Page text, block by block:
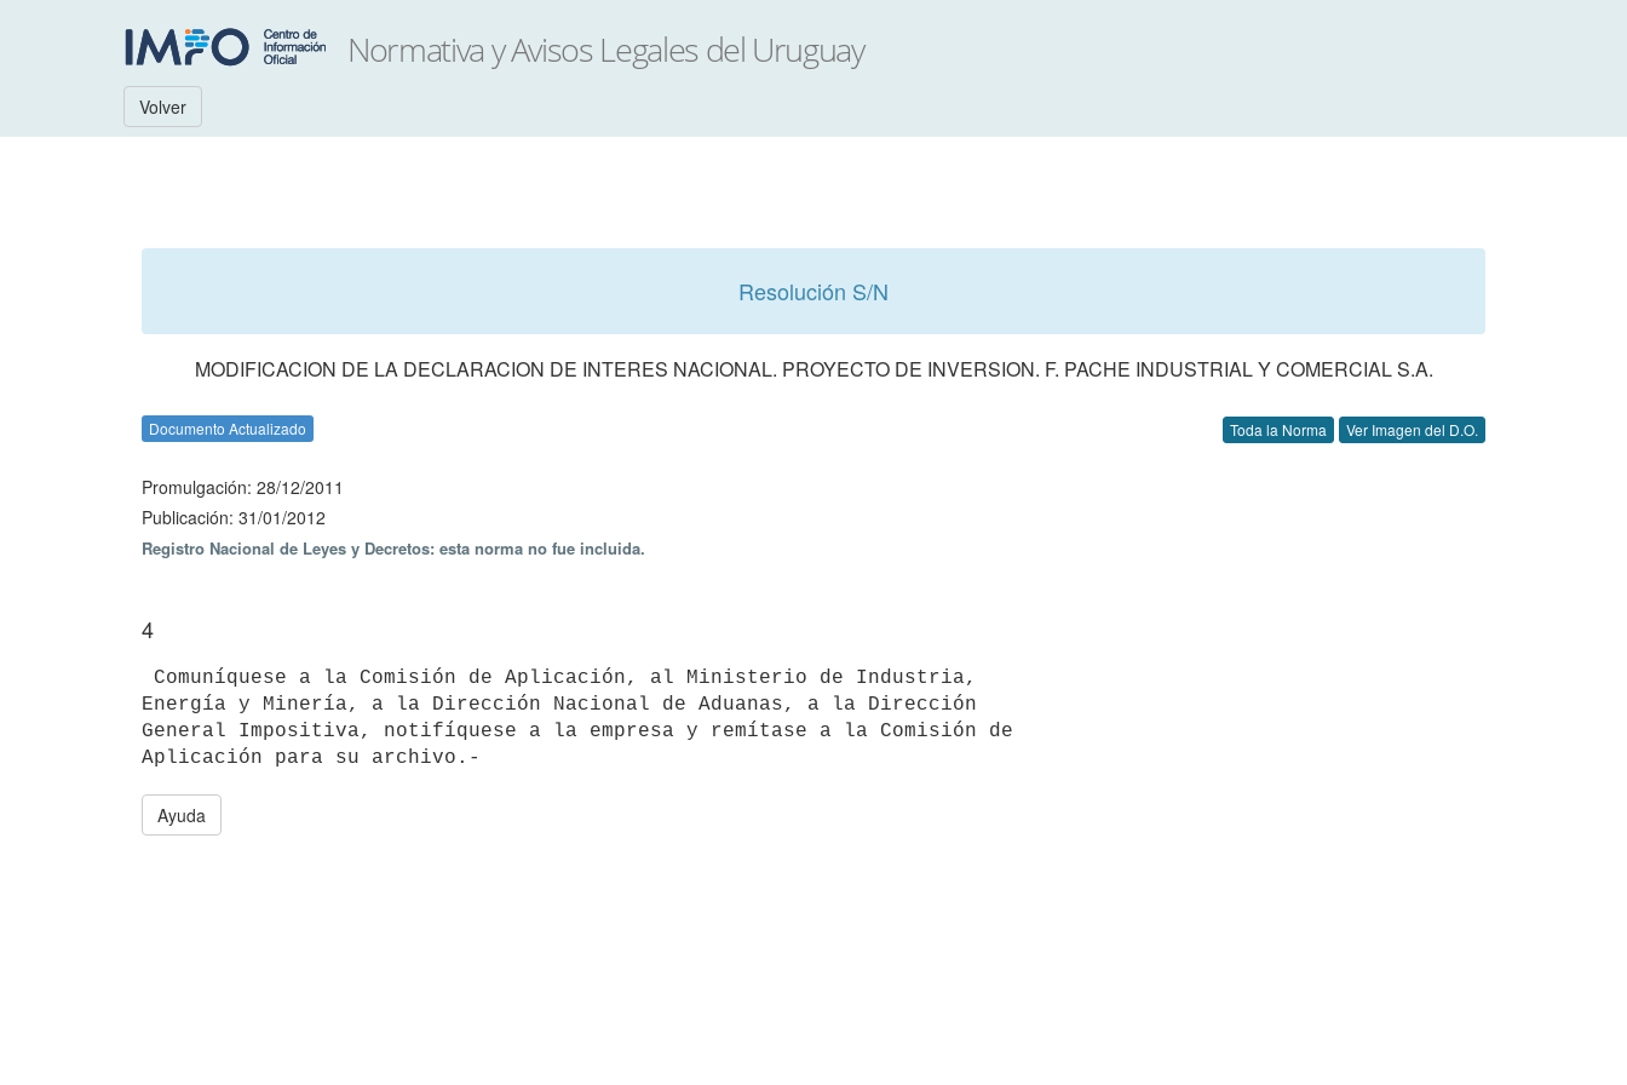
Volver
Resolución S/N
MODIFICACION DE LA DECLARACION DE INTERES NACIONAL. PROYECTO DE INVERSION. F. PACHE INDUSTRIAL Y COMERCIAL S.A.
Documento Actualizado Toda la Norma Ver Imagen del D.O.
Promulgación: 28/12/2011
Publicación: 31/01/2012
Registro Nacional de Leyes y Decretos: esta norma no fue incluida.
4
Energía y Minería, a la Dirección Nacional de Aduanas, a la Dirección
General Impositiva, notifíquese a la empresa y remítase a la Comisión de
Ayuda